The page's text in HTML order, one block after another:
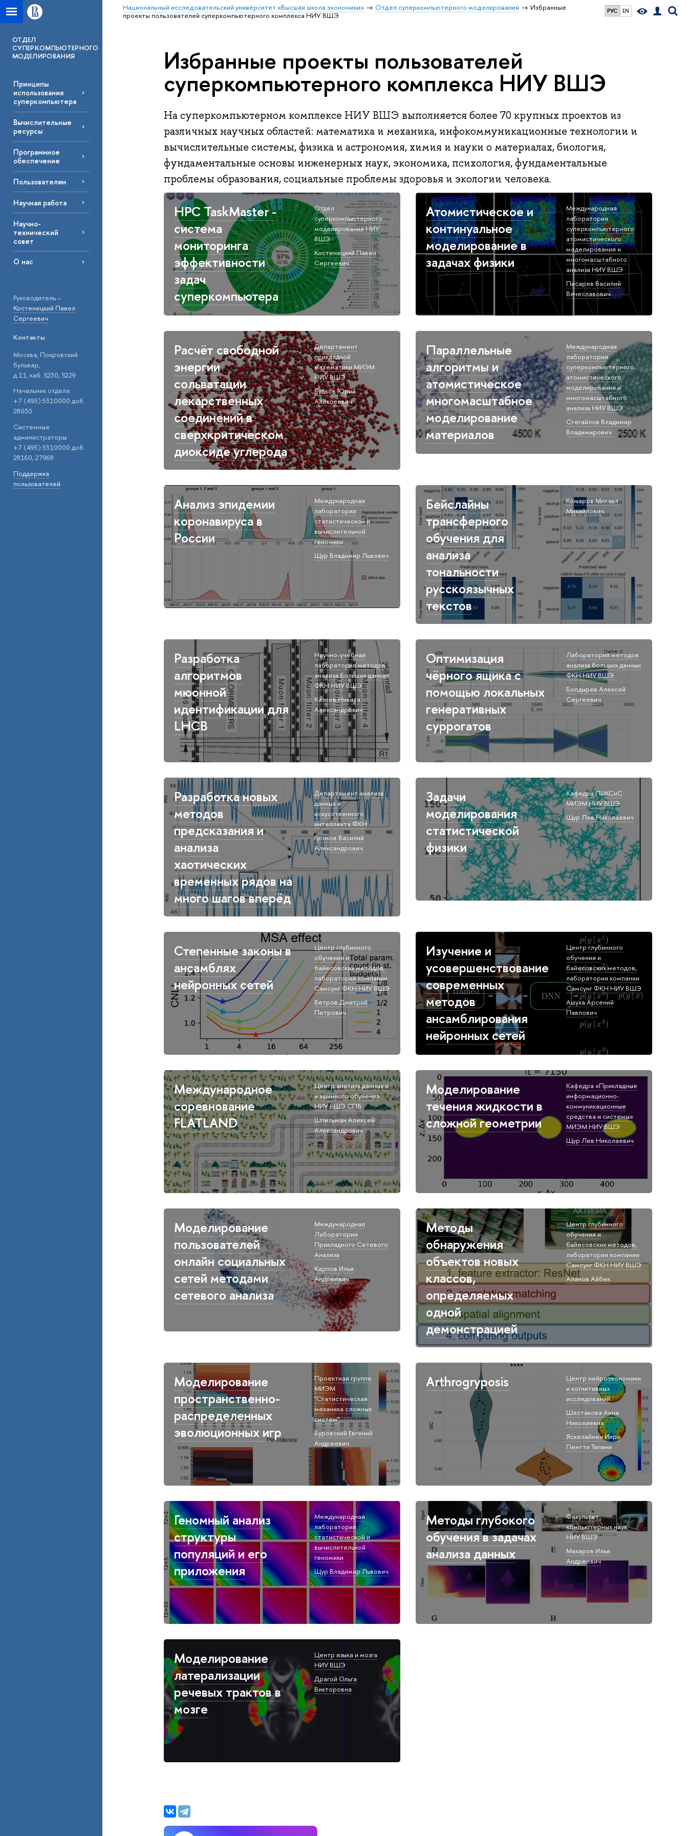
РУС EN
Национальный исследовательский университет «Высшая школа экономики» Отдел суперкомпьютерного моделирования
Избранные
проекты пользователей суперкомпьютерного комплекса НИУ ВШЭ
ОТДЕЛ
СУПЕРКОМПЬЮТЕРНОГО
МОДЕЛИРОВАНИЯ
Принципы
использования
суперкомпьютера
Вычислительные
ресурсы
Программное
обеспечение
Пользователям
Научная работа
Научно-
технический
совет
О нас
Руководитель –
Костенецкий Павел
Сергеевич
Контакты
Москва, Покровский
бульвар,
д.11, каб. S230, S229
Начальник отдела:
+7 (495) 5310000 доб.
28030
Системные
администраторы:
+7 (495) 5310000 доб.
28160, 27968
Поддержка
пользователей
Избранные проекты пользователей
суперкомпьютерного комплекса НИУ ВШЭ
На суперкомпьютерном комплексе НИУ ВШЭ выполняется более 70 крупных проектов из
различных научных областей: математика и механика, инфокоммуникационные технологии и
вычислительные системы, физика и астрономия, химия и науки о материалах, биология,
фундаментальные основы инженерных наук, экономика, психология, фундаментальные
проблемы образования, социальные проблемы здоровья и экологии человека.
HPC TaskMaster -
система
мониторинга
эффективности
задач
суперкомпьютера
Отдел
суперкомпьютерного
моделирования НИУ
ВШЭ
Костенецкий Павел
Сергеевич
Атомистическое и
континуальное
моделирование в
задачах физики
Международная
лаборатория
суперкомпьютерного
атомистического
моделирования и
многомасштабного
анализа НИУ ВШЭ​
Писарев Василий
Вячеславович​
Расчёт свободной
энергии
сольватации
лекарственных
соединений в
сверхкритическом
диоксиде углерода
Департамент
прикладной
математики МИЭМ
НИУ ВШЭ​
Будков Юрий
Алексеевич​
Параллельные
алгоритмы и
атомистическое
многомасштабное
моделирование
материалов
Международная
лаборатория
суперкомпьютерного
атомистического
моделирования и
многомасштабного
анализа НИУ ВШЭ​
Стегайлов Владимир
Владимирович​
Анализ эпидемии
коронавируса в
России
Международная
лаборатория
статистической и
вычислительной
геномики​
Щур Владимир Львович​
Бейслайны
трансферного
обучения для
анализа
тональности
русскоязычных
текстов
Комаров Михаил
Михайлович​
Разработка
алгоритмов
мюонной
идентификации для
LHCB
Научно-учебная
лаборатория методов
анализа больших данных
ФКН НИУ ВШЭ​
Казеев Никита
Александрович​
Оптимизация
чёрного ящика с
помощью локальных
генеративных
суррогатов
Лаборатория методов
анализа больших данных
ФКН НИУ ВШЭ​
Болдырев Алексей
Сергеевич
Разработка новых
методов
предсказания и
анализа
хаотических
временных рядов на
много шагов вперёд
Департамент анализа
данных и
искусственного
интеллекта ФКН​
Громов Василий
Александрович​
Задачи
моделирования
статистической
физики
Кафедра ПИКСиС
МИЭМ НИУ ВШЭ​
Щур Лев Николаевич
Степенные законы в
ансамблях
нейронных сетей
Центр глубинного
обучения и
байесовских методов,​
лаборатория компании
Самсунг ФКН НИУ ВШЭ
Ветров Дмитрий
Петрович​
Изучение и
усовершенствование
современных
методов
ансамблирования
нейронных сетей
Центр глубинного
обучения и
байесовских методов,​
лаборатория компании
Самсунг ФКН НИУ ВШЭ​
Ашуха Арсений
Павлович​ ​
Международное
соревнование
FLATLAND
Центр анализа данных и
машинного обучения​
НИУ ВШЭ СПб​
Шпильман Алексей
Александрович​
Моделирование
течения жидкости в
сложной геометрии
Кафедра «Прикладные
информационно-
коммуникационные
средства и системы»
МИЭМ НИУ ВШЭ​
Щур Лев Николаевич
Моделирование
пользователей
онлайн социальных
сетей методами
сетевого анализа
Международная
Лаборатория
Прикладного Сетевого
Анализа​
Карпов​ Илья
Андреевич
Методы
обнаружения
объектов новых
классов,
определяемых
одной
демонстрацией
Центр глубинного
обучения и
байесовских методов,​
лаборатория компании
Самсунг ФКН НИУ ВШЭ​
Аланов Айбек
Моделирование
пространственно-
распределенных
эволюционных игр
Проектная группа
МИЭМ
"Статистическая
механика сложных
систем"
Буровский Евгений
Андреевич
Arthrogryposis
Центр нейроэкономики
и когнитивных
исследований
Шестакова Анна
Николаевна
Яскелайнен Ииро
Пентти Тапани
Геномный анализ
структуры
популяций и его
приложения
Международная
лаборатория
статистической и
вычислительной
геномики
Щур Владимир Львович
Методы глубокого
обучения в задачах
анализа данных
Факультет
компьютерных наук
НИУ ВШЭ
Макаров Илья
Андреевич
Моделирование
латерализации
речевых трактов в
мозге
Центр языка и мозга
НИУ ВШЭ​
Драгой Ольга
Викторовна